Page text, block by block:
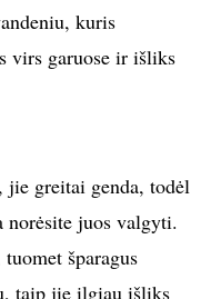
kuris
virs garuose ir išliks
greitai genda, todėl
norėsite juos valgyti.
šparagus
taip jie ilgiau išliks